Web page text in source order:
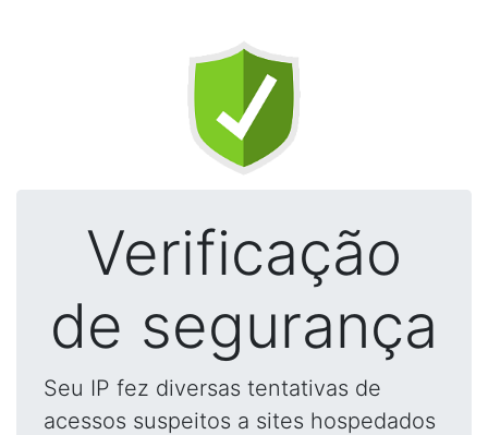
Verificação
de segurança
Seu IP fez diversas tentativas de
acessos suspeitos a sites hospedados